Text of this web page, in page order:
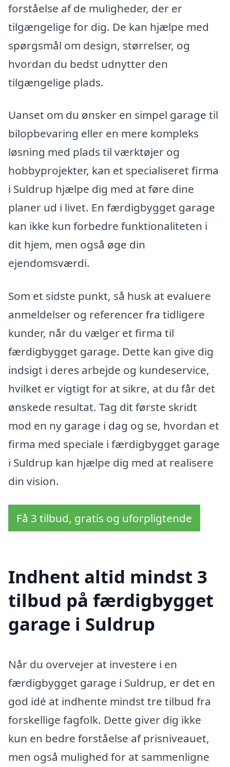
forståelse af de muligheder, der er
tilgængelige for dig. De kan hjælpe med
spørgsmål om design, størrelser, og
hvordan du bedst udnytter den
tilgængelige plads.
Uanset om du ønsker en simpel garage til
bilopbevaring eller en mere kompleks
løsning med plads til værktøjer og
hobbyprojekter, kan et specialiseret firma
i Suldrup hjælpe dig med at føre dine
planer ud i livet. En færdigbygget garage
kan ikke kun forbedre funktionaliteten i
dit hjem, men også øge din
ejendomsværdi.
Som et sidste punkt, så husk at evaluere
anmeldelser og referencer fra tidligere
kunder, når du vælger et firma til
færdigbygget garage. Dette kan give dig
indsigt i deres arbejde og kundeservice,
hvilket er vigtigt for at sikre, at du får det
ønskede resultat. Tag dit første skridt
mod en ny garage i dag og se, hvordan et
firma med speciale i færdigbygget garage
i Suldrup kan hjælpe dig med at realisere
din vision.
Få 3 tilbud, gratis og uforpligtende
Indhent altid mindst 3
tilbud på færdigbygget
garage i Suldrup
Når du overvejer at investere i en
færdigbygget garage i Suldrup, er det en
god idé at indhente mindst tre tilbud fra
forskellige fagfolk. Dette giver dig ikke
kun en bedre forståelse af prisniveauet,
men også mulighed for at sammenligne